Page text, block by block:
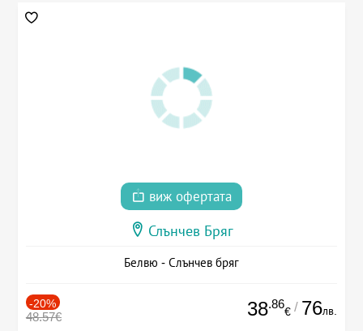
виж офертата
Слънчев Бряг
Белвю - Слънчев бряг
-20%
48.57€ 38.86
€ / 76лв.